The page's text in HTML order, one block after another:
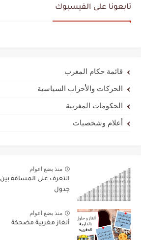
تابعونا على الفيسبوك
قائمة حكام المغرب
الحركات والأحزاب السياسية
الحكومات المغربية
أعلام وشخصيات
منذ بضع اعوام
التعرف على المسافة
جدول
منذ بضع اعوام
ألغاز مغربية مضحكة